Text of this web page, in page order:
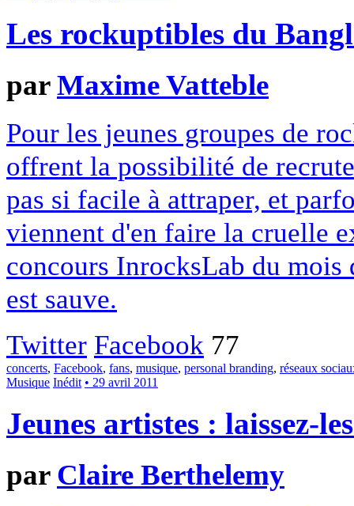
Les rockuptibles du
parMaxime Vatteble
Pour les jeunes groupes de
offrent la possibilité de
pas si facile à attraper, et
viennent d'en faire la cruelle
concours InrocksLab du
est sauve.
Twitter Facebook 77
concerts, Facebook, fans, musique, personal branding, réseaux
Musique Inédit • 29 avril 2011
Jeunes artistes : laissez-
par Claire Berthelemy